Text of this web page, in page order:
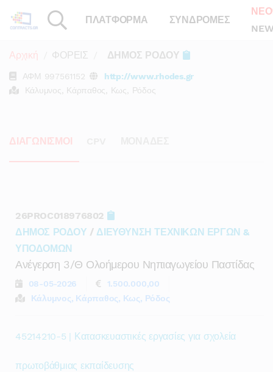
ΠΛΑΤΦΟΡΜΑ ΣΥΝΔΡΟΜΕΣ
Αρχική ΦΟΡΕΙΣ ΔΗΜΟΣ ΡΟΔΟΥ
ΑΦΜ 997561152
http://www.rhodes.gr
Κάλυμνος, Κάρπαθος, Κως, Ρόδος
ΔΙΑΓΩΝΙΣΜΟΙ
26PROC018976802
ΔΗΜΟΣ ΡΟΔΟΥ / ΔΙΕΥΘΥΝΣΗ ΤΕΧΝΙΚΩΝ ΕΡΓΩΝ &
ΥΠΟΔΟΜΩΝ
Ανέγερση 3/θ Ολοήμερου Νηπιαγωγείου Παστίδας
08-05-2026
1.500.000,00
Κάλυμνος, Κάρπαθος, Κως, Ρόδος
45214210-5 | Κατασκευαστικές εργασίες για σχολεία
πρωτοβάθμιας εκπαίδευσης